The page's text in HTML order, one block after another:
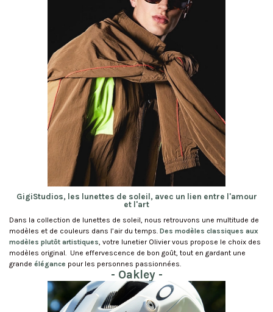
GigiStudios, les lunettes de soleil, avec un lien entre l'amour
et l'art
Dans la collection de lunettes de soleil, nous retrouvons une multitude de
modèles et de couleurs dans l’air du temps. Des modèles classiques aux
modèles plutôt artistiques, votre lunetier Olivier vous propose le choix des
modèles original. Une effervescence de bon goût, tout en gardant une
grande élégance pour les personnes passionnées.
- Oakley -